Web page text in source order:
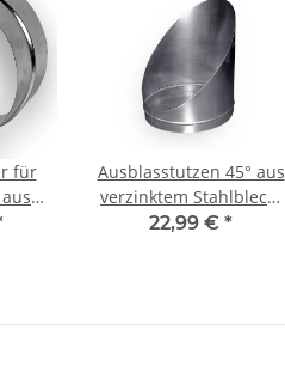
für
Ausblasstutzen 45° aus
verzinktem Stahlblech,
mit Gitter, Ø 250 mm,
22,99 € *